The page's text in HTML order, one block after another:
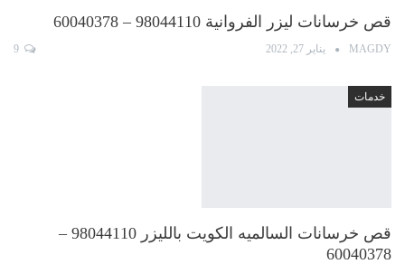
قص خرسانات ليزر الفروانية 98044110 – 60040378
MAGDY يناير 27, 2022
خدمات
قص خرسانات السالميه الكويت بالليزر 98044110 –
60040378